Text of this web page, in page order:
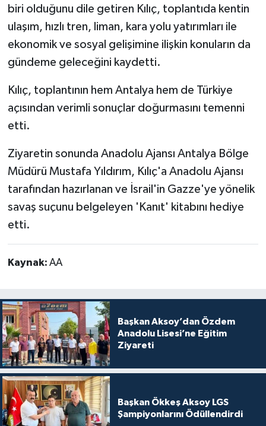
biri olduğunu dile getiren Kılıç, toplantıda kentin
ulaşım, hızlı tren, liman, kara yolu yatırımları ile
ekonomik ve sosyal gelişimine ilişkin konuların da
gündeme geleceğini kaydetti.
Kılıç, toplantının hem Antalya hem de Türkiye
açısından verimli sonuçlar doğurmasını temenni
etti.
Ziyaretin sonunda Anadolu Ajansı Antalya Bölge
Müdürü Mustafa Yıldırım, Kılıç'a Anadolu Ajansı
tarafından hazırlanan ve İsrail'in Gazze'ye yönelik
savaş suçunu belgeleyen 'Kanıt' kitabını hediye
etti.
Kaynak: AA
Başkan Aksoy’dan Özdem
Anadolu Lisesi’ne Eğitim
Ziyareti
Başkan Ökkeş Aksoy LGS
Şampiyonlarını Ödüllendirdi